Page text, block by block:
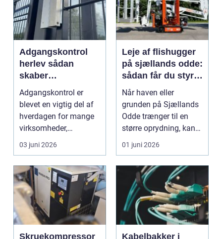
Adgangskontrol
herlev sådan
skaber
virksomheder
bedre sikkerhed
og fleksibilitet
Adgangskontrol er
blevet en vigtig del af
hverdagen for mange
virksomheder,
boligforeninger og
insti...
03 juni 2026
Leje af flishugger
på sjællands odde:
sådan får du styr
på grene og
haveaffald
Når haven eller
grunden på Sjællands
Odde trænger til en
større oprydning, kan
en flishugger spare
m...
01 juni 2026
Skruekompressor
Kabelbakker i